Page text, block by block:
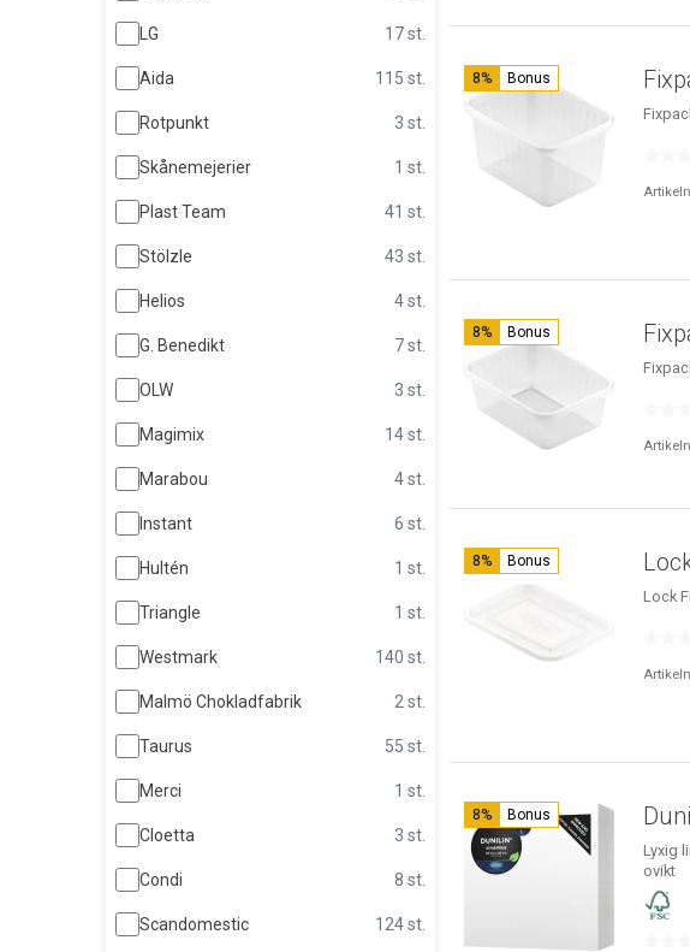
LG 17 st.
Aida 115 st.
Rotpunkt 3 st.
Skånemejerier 1 st.
Plast Team 41 st.
Stölzle 43 st.
Helios 4 st.
G. Benedikt 7 st.
OLW 3 st.
Magimix 14 st.
Marabou 4 st.
Instant 6 st.
Hultén 1 st.
Triangle 1 st.
Westmark 140 st.
Malmö Chokladfabrik 2 st.
Taurus 55 st.
Merci 1 st.
Cloetta 3 st.
Condi 8 st.
Scandomestic 124 st.
8% Bonus
8% Bonus
8% Bonus
Lock
8% Bonus
Lyxig
ovikt